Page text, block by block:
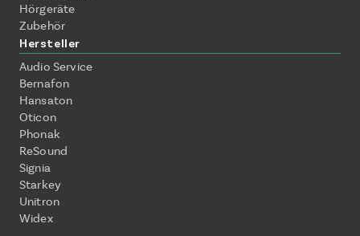
Hörgeräte
Zubehör
Hersteller
Audio Service
Bernafon
Hansaton
Oticon
Phonak
ReSound
Signia
Starkey
Unitron
Widex